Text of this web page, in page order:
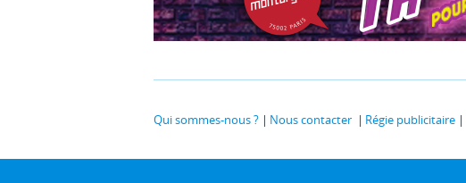
Qui sommes-nous ? Nous contacter Régie publicitaire